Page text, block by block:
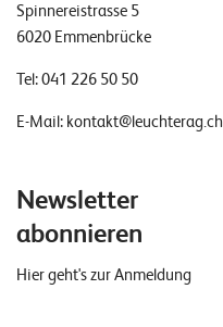
Spinnereistrasse 5
6020 Emmenbrücke
Tel:041 226 50 50
E-Mail: kontakt@leuchterag.ch
Newsletter
abonnieren
Hier geht's zur Anmeldung